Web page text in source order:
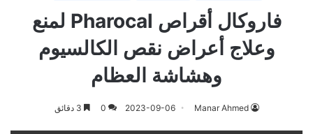
فاروكال أقراص Pharocal لمنع
وعلاج أعراض نقص الكالسيوم
وهشاشة العظام
Manar Ahmed
2023-09-06
0